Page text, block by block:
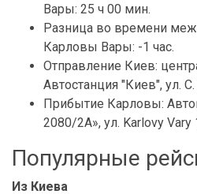
Вары: 25 ч 00 мин.
Разница во времени
Карловы Вары: -1 час.
Отправление Киев:
Автостанция "Киев", ул.
Прибытие Карловы:
2080/2A», ул. Karlovy Vary
Популярные
Из Киева